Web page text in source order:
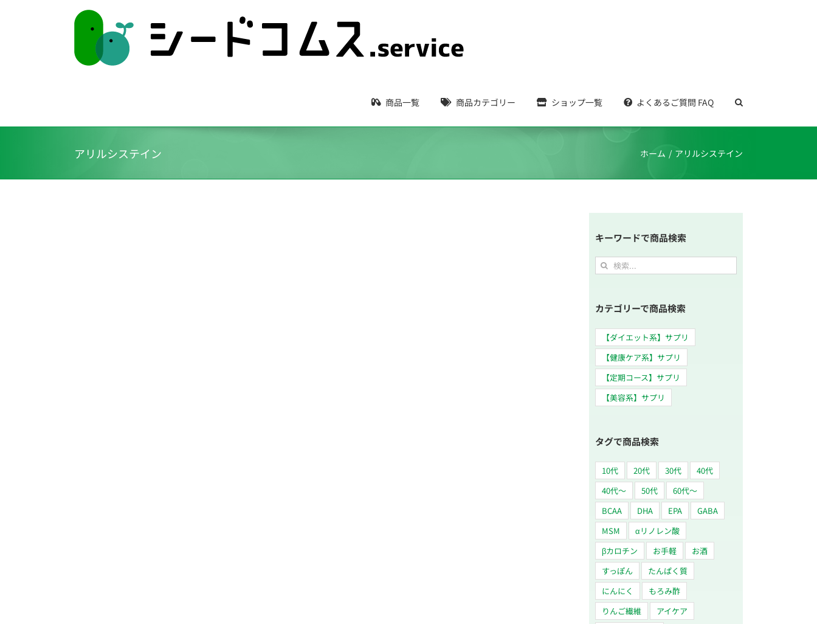
商品一覧 商品カテゴリー ショップ一覧 よくあるご質問 FAQ
アリルシステイン ホーム アリルシステイン
キーワードで商品検索
検
索
カテゴリーで商品検索
【ダイエット系】サプリ
【健康ケア系】サプリ
【定期コース】サプリ
【美容系】サプリ
タグで商品検索
10代 20代 30代
40代
40代～
50代
60代〜
BCAA
DHA EPA
GABA
MSM
αリノレン酸
βカロチン
お手軽
お酒
すっぽん
たんぱく質
にんにく
もろみ酢
りんご繊維
アイケア